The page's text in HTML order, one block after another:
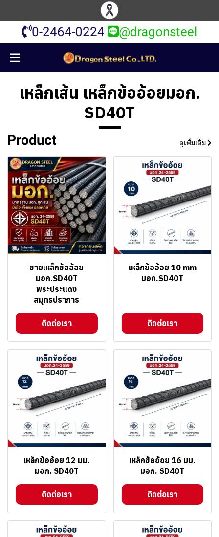
0-2464-0224 @dragonsteel
เหล็กเส้น เหล็กข้ออ้อยมอก.
SD40T
Product ดูเพิ่มเติม
ขายเหล็กข้ออ้อย
มอก.SD40T
พระประแดง
สมุทรปราการ
ติดต่อเรา
เหล็กข้ออ้อย 10 mm
มอก.SD40T
ติดต่อเรา
เหล็กข้ออ้อย 12 มม.
มอก. SD40T
ติดต่อเรา
เหล็กข้ออ้อย 16 มม.
มอก. SD40T
ติดต่อเรา